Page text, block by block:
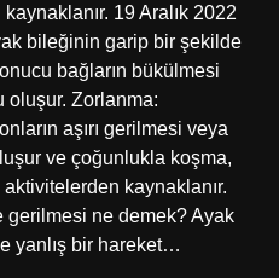
19 Aralık 2022
bileğinin garip bir şekilde
bağların bükülmesi
oluşur. Zorlanma:
aşırı gerilmesi veya
ve çoğunlukla koşma,
kaynaklanır.
ne demek? Ayak
yanlış bir hareket…